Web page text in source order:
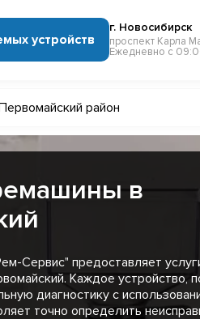
устройств
г. Новосибирск
проспект Карла
Ежедневно с
район
в
Сервис" предоставляет
Каждое устройство,
диагностику с
точно определить